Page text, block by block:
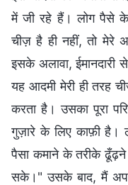
में जी रहे हैं। लोग पैसे
चीज़ है ही नहीं, तो मेरे
इसके अलावा, ईमानदारी
यह आदमी मेरी ही तरह
करता है। उसका पूरा
गुज़ारे के लिए काफ़ी है।
पैसा कमाने के तरीके ढूँढ़ने
सके।" उसके बाद, मैं अपने